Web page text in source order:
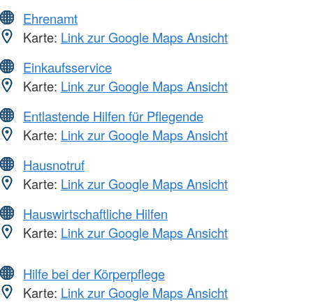
Ehrenamt
Karte: Link zur Google Maps Ansicht
Einkaufsservice
Karte: Link zur Google Maps Ansicht
Entlastende Hilfen für Pflegende
Karte: Link zur Google Maps Ansicht
Hausnotruf
Karte: Link zur Google Maps Ansicht
Hauswirtschaftliche Hilfen
Karte: Link zur Google Maps Ansicht
Hilfe bei der Körperpflege
Karte: Link zur Google Maps Ansicht